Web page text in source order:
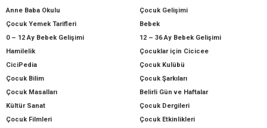
Anne Baba Okulu
Çocuk Gelişimi
Çocuk Yemek Tarifleri
Bebek
0 – 12 Ay Bebek Gelişimi
12 – 36 Ay Bebek Gelişimi
Hamilelik
Çocuklar için Cicicee
CiciPedia
Çocuk Kulübü
Çocuk Bilim
Çocuk Şarkıları
Çocuk Masalları
Belirli Gün ve Haftalar
Kültür Sanat
Çocuk Dergileri
Çocuk Filmleri
Çocuk Etkinlikleri